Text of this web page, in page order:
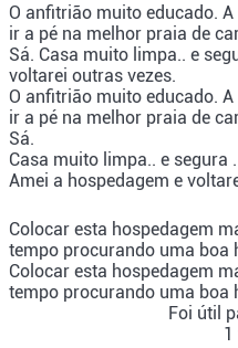
O anfitrião muito educado.
ir a pé na melhor praia de
Sá. Casa muito limpa.. e
voltarei outras vezes.
O anfitrião muito educado.
ir a pé na melhor praia de
Sá.
Casa muito limpa.. e segura .
Amei a hospedagem e
Colocar esta hospedagem
tempo procurando uma boa
Colocar esta hospedagem
tempo procurando uma boa
Foi útil
1